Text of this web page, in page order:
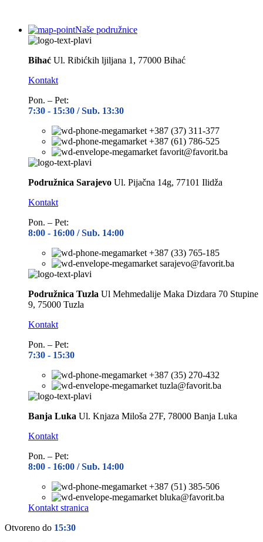
Naše podružnice
Bihać Ul. Ribićkih ljiljana 1, 77000 Bihać
Kontakt
Pon. – Pet:
7:30 - 15:30 / Sub. 13:30
+387 (37) 311-377
+387 (61) 786-525
favorit@favorit.ba
Podružnica Sarajevo Ul. Pijačna 14g, 77101 Ilidža
Kontakt
Pon. – Pet:
8:00 - 16:00 / Sub. 14:00
+387 (33) 765-185
sarajevo@favorit.ba
Podružnica Tuzla Ul Mehmedalije Maka Dizdara 70 Stupine
9, 75000 Tuzla
Kontakt
Pon. – Pet:
7:30 - 15:30
+387 (35) 270-432
tuzla@favorit.ba
Banja Luka Ul. Knjaza Miloša 27F, 78000 Banja Luka
Kontakt
Pon. – Pet:
8:00 - 16:00 / Sub. 14:00
+387 (51) 385-506
bluka@favorit.ba
Kontakt stranica
Otvoreno do 15:30